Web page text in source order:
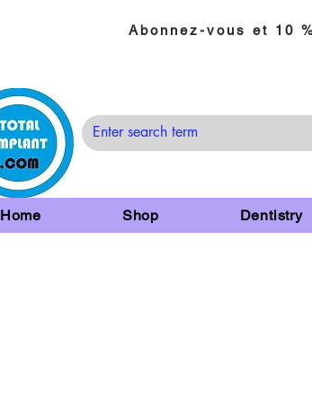
Abonnez-vous et 10
Home Shop Dentistry